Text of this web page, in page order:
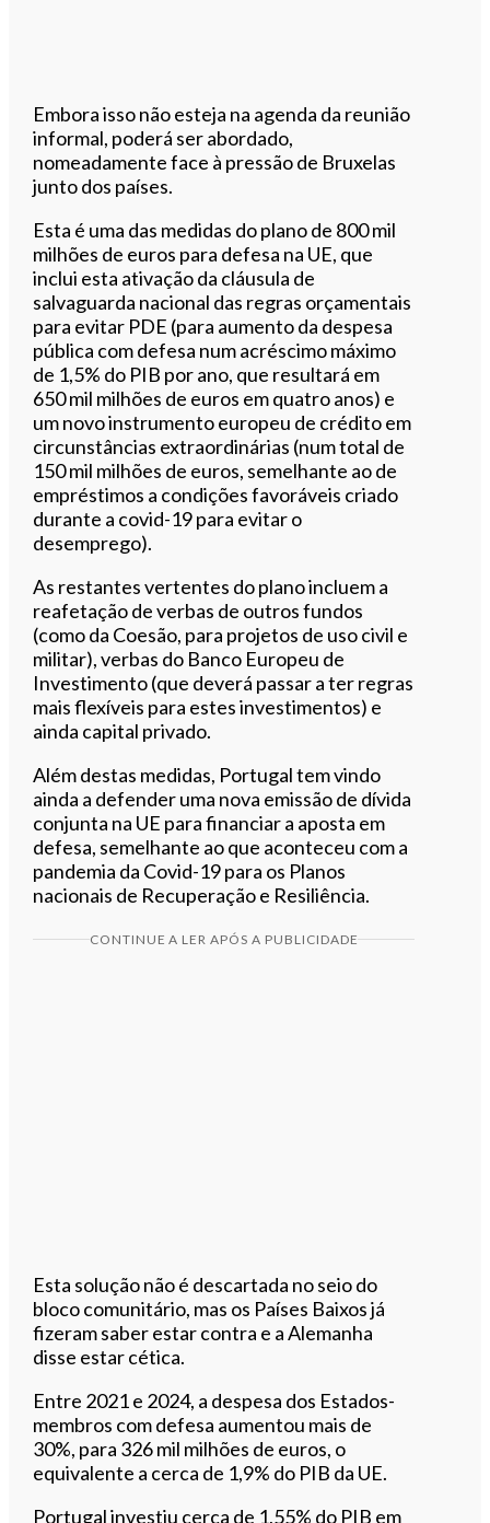
Embora isso não esteja na agenda da reunião
informal, poderá ser abordado,
nomeadamente face à pressão de Bruxelas
junto dos países.
Esta é uma das medidas do plano de 800 mil
milhões de euros para defesa na UE, que
inclui esta ativação da cláusula de
salvaguarda nacional das regras orçamentais
para evitar PDE (para aumento da despesa
pública com defesa num acréscimo máximo
de 1,5% do PIB por ano, que resultará em
650 mil milhões de euros em quatro anos) e
um novo instrumento europeu de crédito em
circunstâncias extraordinárias (num total de
150 mil milhões de euros, semelhante ao de
empréstimos a condições favoráveis criado
durante a covid-19 para evitar o
desemprego).
As restantes vertentes do plano incluem a
reafetação de verbas de outros fundos
(como da Coesão, para projetos de uso civil e
militar), verbas do Banco Europeu de
Investimento (que deverá passar a ter regras
mais flexíveis para estes investimentos) e
ainda capital privado.
Além destas medidas, Portugal tem vindo
ainda a defender uma nova emissão de dívida
conjunta na UE para financiar a aposta em
defesa, semelhante ao que aconteceu com a
pandemia da Covid-19 para os Planos
nacionais de Recuperação e Resiliência.
CONTINUE A LER APÓS A PUBLICIDADE
Esta solução não é descartada no seio do
bloco comunitário, mas os Países Baixos já
fizeram saber estar contra e a Alemanha
disse estar cética.
Entre 2021 e 2024, a despesa dos Estados-
membros com defesa aumentou mais de
30%, para 326 mil milhões de euros, o
equivalente a cerca de 1,9% do PIB da UE.
Portugal investiu cerca de 1,55% do PIB em